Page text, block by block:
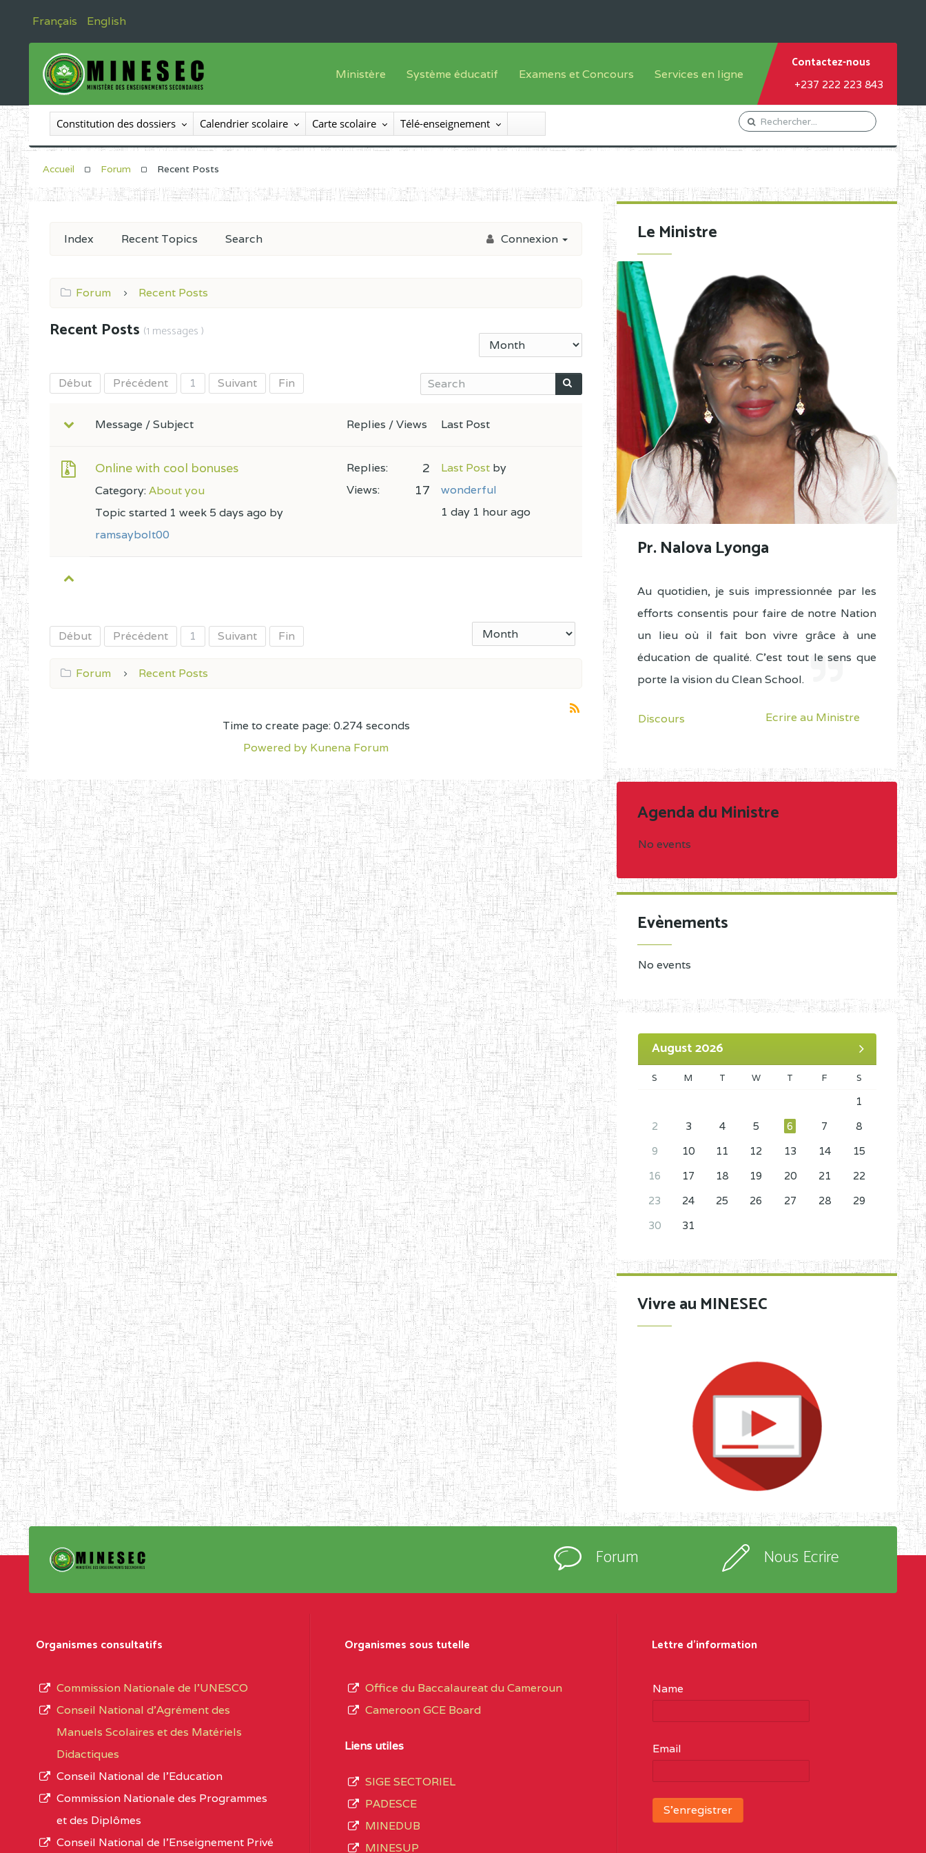
Français English
Ministère
Le Ministre
Le SEESEN
Inspection Générale des Enseignements
Système éducatif
Offre de formation
Sous système francophone
Progammes d'études
Examens et Concours
Inscriptions
Liste des candidats
Diplômes disponibles
Services en ligne
Orientation Conseil
Gestion du Personnel
Demande de subvention
Contactez-nous
+237 222 223 843
Constitution des dossiers Calendrier scolaire Carte scolaire Télé-enseignement
Accueil Forum Recent Posts
Index Recent Topics Search Connexion
Forum Recent Posts
Recent Posts (1 messages )
Début Précédent 1 Suivant Fin
Message / Subject Replies / Views Last Post
Online with cool bonuses
Category:About you
Topic started 1 week 5 days ago by
ramsaybolt00
Replies: 2
Views: 17
Last Post by
wonderful
1 day 1 hour ago
Début Précédent 1 Suivant Fin
Forum Recent Posts
Time to create page: 0.274 seconds
Powered by Kunena Forum
Le Ministre
Pr. Nalova Lyonga
Au quotidien, je suis impressionnée par les
efforts consentis pour faire de notre Nation
un lieu où il fait bon vivre grâce à une
éducation de qualité. C'est tout le sens que
porte la vision du Clean School.
Discours Ecrire au Ministre
Agenda du Ministre
No events
Evènements
No events
August 2026
S M T W T F S
1
2
3 4 5 6 7
8
9
10 11 12 13 14
15
16
17 18 19 20 21
22
23
24 25 26 27 28
29
30
31
Vivre au MINESEC
Forum Nous Ecrire
Organismes consultatifs
Commission Nationale de l’UNESCO
Conseil National d’Agrément des
Manuels Scolaires et des Matériels
Didactiques
Conseil National de l’Education
Commission Nationale des Programmes
et des Diplômes
Conseil National de l’Enseignement Privé
Organismes sous tutelle
Office du Baccalaureat du Cameroun
Cameroon GCE Board
Liens utiles
SIGE SECTORIEL
PADESCE
MINEDUB
MINESUP
Lettre d'information
Name
Email